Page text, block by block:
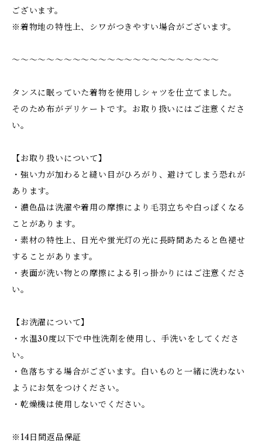
ございます。
※着物地の特性上、シワがつきやすい場合がございます。
〜〜〜〜〜〜〜〜〜〜〜〜〜〜〜〜〜〜〜〜〜〜〜〜
タンスに眠っていた着物を使用しシャツを仕立てました。
そのため布がデリケートです。お取り扱いにはご注意くださ
い。
【お取り扱いについて】
・強い力が加わると縫い目がひろがり、避けてしまう恐れが
あります。
・濃色品は洗濯や着用の摩擦により毛羽立ちや白っぽくなる
ことがあります。
・素材の特性上、日光や蛍光灯の光に長時間あたると色褪せ
することがあります。
・表面が洗い物との摩擦による引っ掛かりにはご注意くださ
い。
【お洗濯について】
・水温30度以下で中性洗剤を使用し、手洗いをしてくださ
い。
・色落ちする場合がございます。白いものと一緒に洗わない
ようにお気をつけください。
・乾燥機は使用しないでください。
※14日間返品保証